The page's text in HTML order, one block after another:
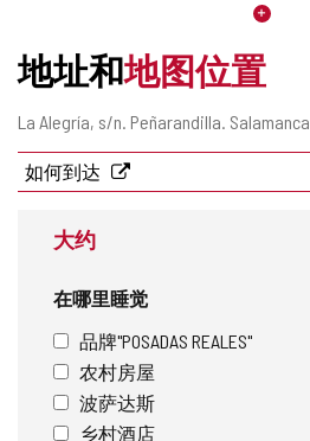
地址和地图位置
邮
地
址
La Alegría, s/n. Peñarandilla. Salamanca
如何到达
大约
在哪里睡觉
品牌"POSADAS REALES"
农村房屋
波萨达斯
乡村酒店